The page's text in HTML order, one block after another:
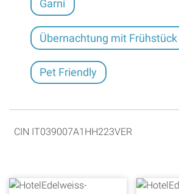
Garni
Übernachtung mit Frühstück
Pet Friendly
CIN IT039007A1HH223VER